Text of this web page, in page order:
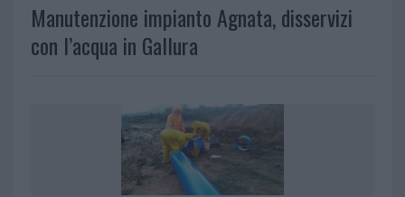
Manutenzione impianto Agnata, disservizi
con l’acqua in Gallura